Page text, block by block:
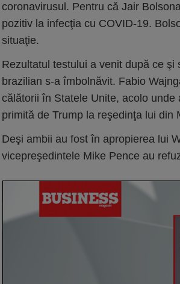
coronavirusul. Pentru că Jair
pozitiv la infecţia cu COVID-19.
situaţie.
Rezultatul testului a venit după ce
brazilian s-a îmbolnăvit. Fabio
călătorii în Statele Unite, acolo
primită de Trump la reşedinţa lui din
Deşi ambii au fost în apropierea lui
vicepreşedintele Mike Pence au